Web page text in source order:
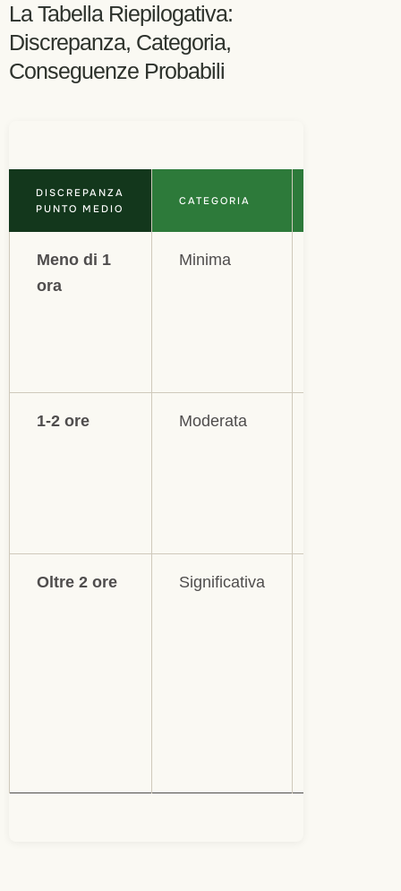
La Tabella Riepilogativa:
Discrepanza, Categoria,
Conseguenze Probabili
DISCREPANZA
PUNTO MEDIO
CATEGORIA
Meno di 1
ora
Minima
1-2 ore Moderata
Oltre 2 ore Significativa